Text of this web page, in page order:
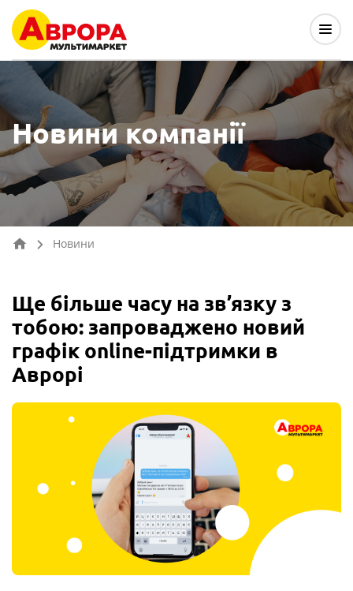
Новини компанії
Новини
Ще більше часу на зв’язку з
тобою: запроваджено новий
графік online-підтримки в
Аврорі